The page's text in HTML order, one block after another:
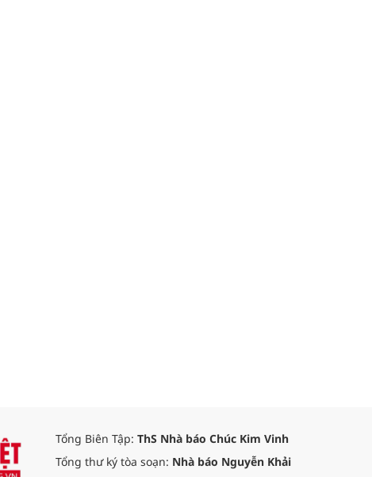
Tổng Biên Tập: ThS Nhà báo Chúc Kim Vinh
Tổng thư ký tòa soạn: Nhà báo Nguyễn Khải